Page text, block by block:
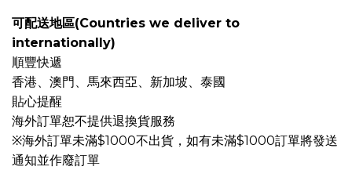
可配送地區(Countries we deliver to
internationally)
順豐快遞
香港、澳門、馬來西亞、新加坡、泰國
貼心提醒
海外訂單恕不提供退換貨服務
※海外訂單未滿$1000不出貨，如有未滿$1000訂單將發送
通知並作廢訂單